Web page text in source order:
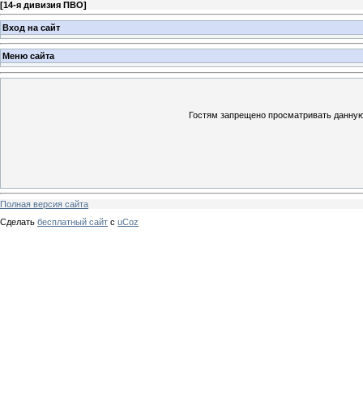
[14-я дивизия ПВО]
Вход на сайт
Меню сайта
Гостям запрещено просматривать
Полная версия сайта
Сделать бесплатный сайт с uCoz